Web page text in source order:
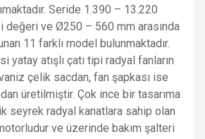
Seride 1.390 – 13.220
değeri ve Ø250 – 560 mm arasında
11 farklı model bulunmaktadır.
yatay atışlı çatı tipi radyal fanların
çelik sacdan, fan şapkası ise
üretilmiştir. Çok ince bir tasarıma
seyrek radyal kanatlara sahip olan
ve üzerinde bakım şalteri